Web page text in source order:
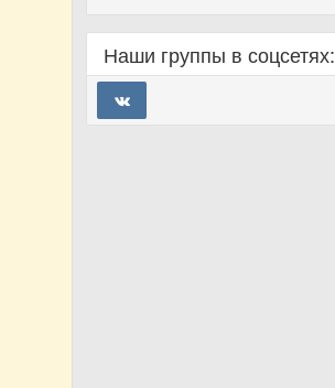
Наши группы в соцсетях: